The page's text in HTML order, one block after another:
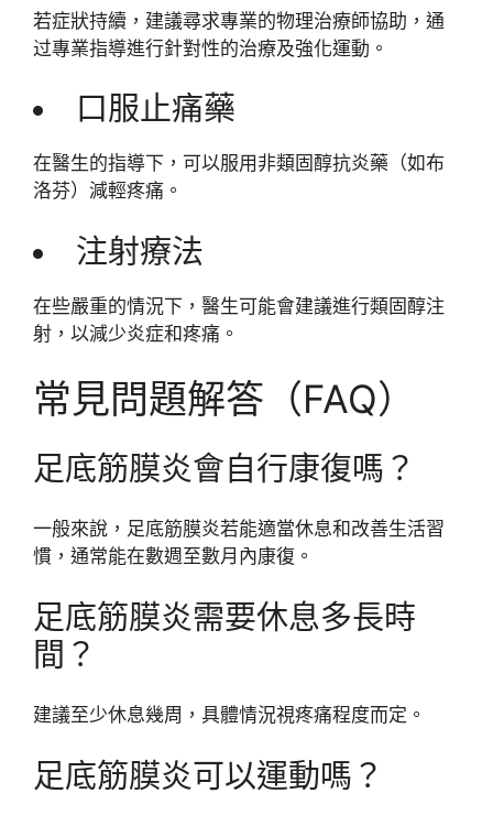
若症狀持續，建議尋求專業的物理治療師協助，通
过專業指導進行針對性的治療及強化運動。
口服止痛藥
在醫生的指導下，可以服用非類固醇抗炎藥（如布
洛芬）減輕疼痛。
注射療法
在些嚴重的情況下，醫生可能會建議進行類固醇注
射，以減少炎症和疼痛。
常見問題解答（FAQ）
足底筋膜炎會自行康復嗎？
一般來說，足底筋膜炎若能適當休息和改善生活習
慣，通常能在數週至數月內康復。
足底筋膜炎需要休息多長時
間？
建議至少休息幾周，具體情況視疼痛程度而定。
足底筋膜炎可以運動嗎？